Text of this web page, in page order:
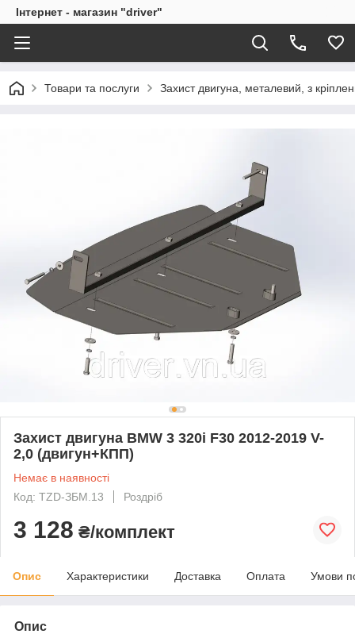
Інтернет - магазин "driver"
Товари та послуги Захист двигуна, металевий, з
Захист двигуна BMW 3 320i F30 2012-2019 V-
2,0 (двигун+КПП)
Немає в наявності
Код: TZD-ЗБМ.13
Роздріб
3 128 ₴/комплект
Опис Характеристики Доставка Оплата Умови
Опис